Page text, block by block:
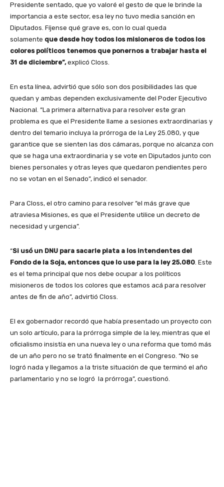
Presidente sentado, que yo valoré el gesto de que le brinde la
importancia a este sector, esa ley no tuvo media sanción en
Diputados. Fíjense qué grave es, con lo cual queda
solamente que desde hoy todos los misioneros de todos los
colores políticos tenemos que ponernos a trabajar hasta el
31 de diciembre”,explicó Closs.
En esta línea, advirtió que sólo son dos posibilidades las que
quedan y ambas dependen exclusivamente del Poder Ejecutivo
Nacional. “La primera alternativa para resolver este gran
problema es que el Presidente llame a sesiones extraordinarias y
dentro del temario incluya la prórroga de la Ley 25.080, y que
garantice que se sienten las dos cámaras, porque no alcanza con
que se haga una extraordinaria y se vote en Diputados junto con
bienes personales y otras leyes que quedaron pendientes pero
no se votan en el Senado”, indicó el senador.
Para Closs, el otro camino para resolver “el más grave que
atraviesa Misiones, es que el Presidente utilice un decreto de
necesidad y urgencia”.
“Si usó un DNU para sacarle plata a los intendentes del
Fondo de la Soja, entonces que lo use para la ley 25.080 . Este
es el tema principal que nos debe ocupar a los políticos
misioneros de todos los colores que estamos acá para resolver
antes de fin de año”, advirtió Closs.
El ex gobernador recordó que había presentado un proyecto con
un solo artículo, para la prórroga simple de la ley, mientras que el
oficialismo insistía en una nueva ley o una reforma que tomó más
de un año pero no se trató finalmente en el Congreso. “No se
logró nada y llegamos a la triste situación de que terminó el año
parlamentario y no se logró la prórroga”, cuestionó.